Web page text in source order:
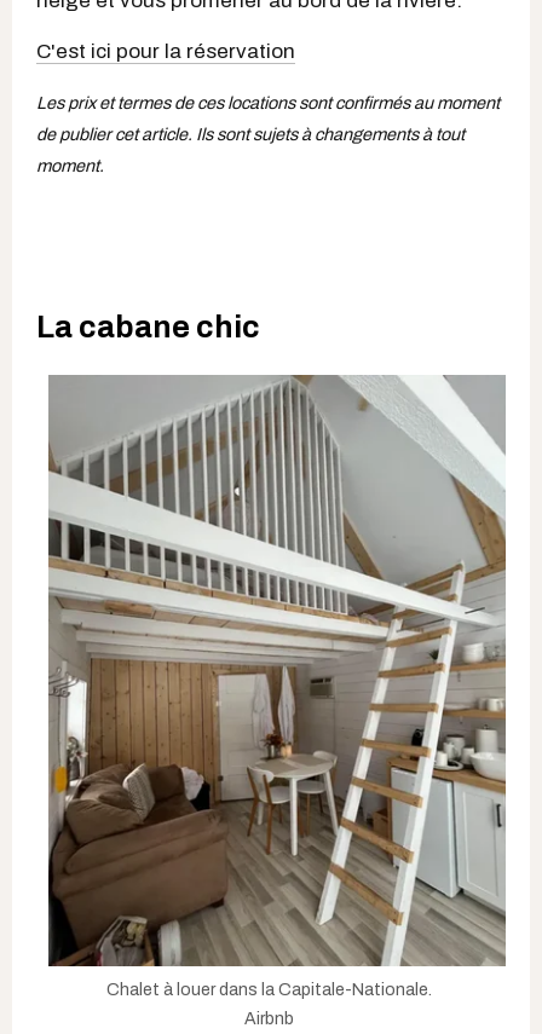
C'est ici pour la réservation
Les prix et termes de ces locations sont confirmés au moment
de publier cet article. Ils sont sujets à changements à tout
moment.
La cabane chic
Chalet à louer dans la Capitale-Nationale.
Airbnb